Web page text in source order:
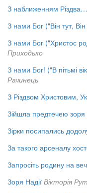
З наближенням Різдва…
З нами Бог ("Він тут,
З нами Бог ("Христос
Приходько
З нами Бог! ("В пітьмі
Рачинець
З Різдвом Христовим,
Зійшла предтечею зоря
Зірки посипались
За такого арсеналу
Запросіть родину на
Зоря Надії Вікторія